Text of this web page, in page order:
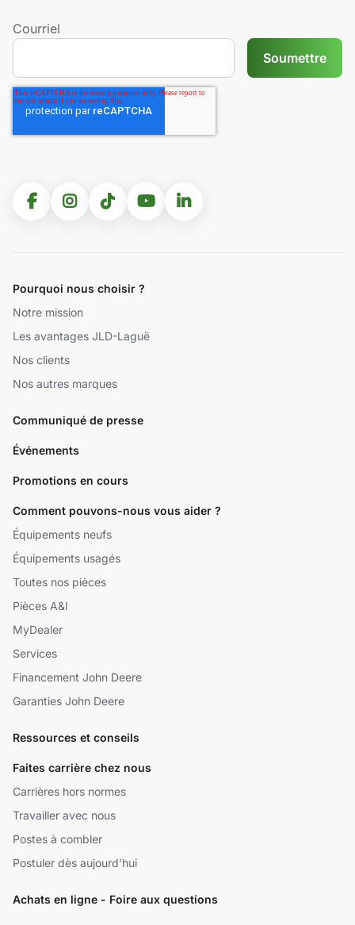
Courriel
Pourquoi nous choisir ?
Notre mission
Les avantages JLD-Laguë
Nos clients
Nos autres marques
Communiqué de presse
Événements
Promotions en cours
Comment pouvons-nous vous aider ?
Équipements neufs
Équipements usagés
Toutes nos pièces
Pièces A&I
MyDealer
Services
Financement John Deere
Garanties John Deere
Ressources et conseils
Faites carrière chez nous
Carrières hors normes
Travailler avec nous
Postes à combler
Postuler dès aujourd'hui
Achats en ligne - Foire aux questions